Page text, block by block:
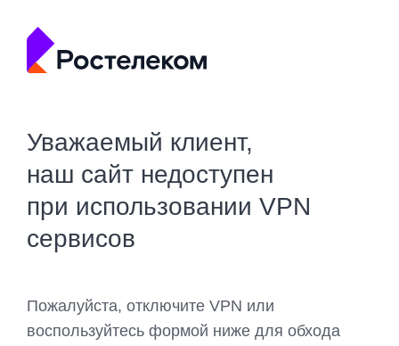
Уважаемый клиент,
наш сайт недоступен
при использовании VPN
сервисов
Пожалуйста, отключите VPN или
воспользуйтесь формой ниже для обхода